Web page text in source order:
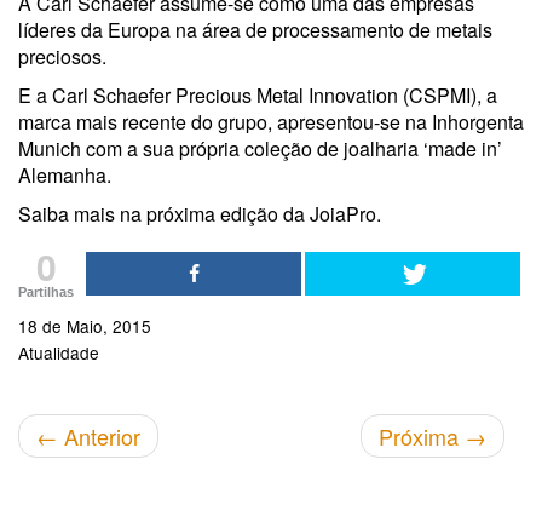
líderes da Europa na área de processamento de metais
preciosos.
E a Carl Schaefer Precious Metal Innovation (CSPMI), a
marca mais recente do grupo, apresentou-se na Inhorgenta
Munich com a sua própria coleção de joalharia ‘made in’
Alemanha.
Saiba mais na próxima edição da JoiaPro.
0
Partilhas
18 de Maio, 2015
Atualidade
← Anterior Próxima →